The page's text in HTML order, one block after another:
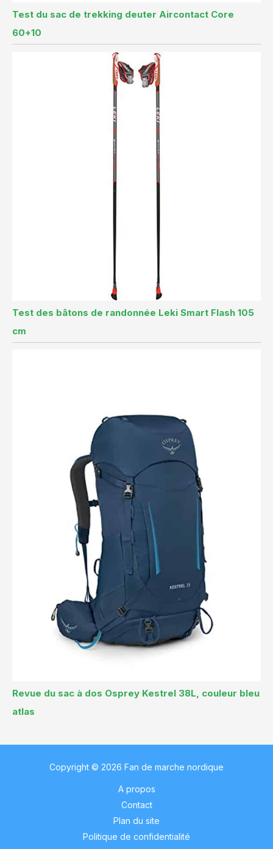
Test du sac de trekking deuter Aircontact Core
60+10
Test des bâtons de randonnée Leki Smart Flash 105
cm
Revue du sac à dos Osprey Kestrel 38L, couleur bleu
atlas
Copyright © 2026 Fan de marche nordique
A propos
Contact
Plan du site
Politique de confidentialité